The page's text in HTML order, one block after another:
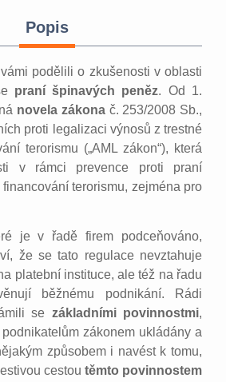
Popis
podělili o zkušenosti v oblasti
praní špinavých peněz. Od 1.
novela zákonač. 253/2008 Sb.,
proti legalizaci výnosů z trestné
terorismu („AML zákon“), která
v rámci prevence proti praní
terorismu, zejména pro
je v řadě firem podceňováno,
že se tato regulace nevztahuje
platební instituce, ale též na řadu
běžnému podnikání. Rádi
se základními povinnostmi,
zákonem ukládány a
způsobem i navést k tomu,
cestou těmto povinnostem